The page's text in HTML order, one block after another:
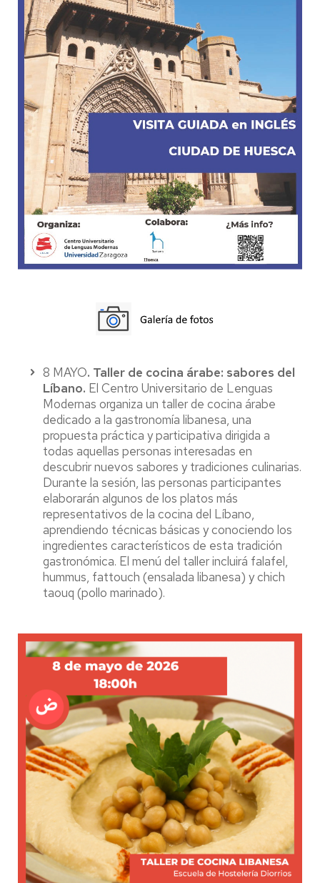
8 MAYO. Taller de cocina árabe: sabores del
Líbano. El Centro Universitario de Lenguas
Modernas organiza un taller de cocina árabe
dedicado a la gastronomía libanesa, una
propuesta práctica y participativa dirigida a
todas aquellas personas interesadas en
descubrir nuevos sabores y tradiciones culinarias.
Durante la sesión, las personas participantes
elaborarán algunos de los platos más
representativos de la cocina del Líbano,
aprendiendo técnicas básicas y conociendo los
ingredientes característicos de esta tradición
gastronómica. El menú del taller incluirá falafel,
hummus, fattouch (ensalada libanesa) y chich
taouq (pollo marinado).